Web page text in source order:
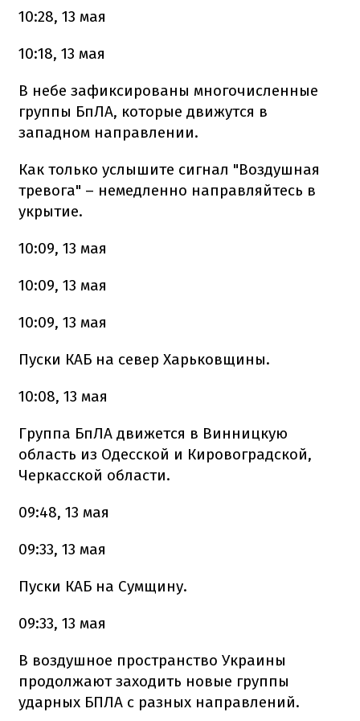
10:28, 13 мая
10:18, 13 мая
В небе зафиксированы многочисленные
группы БпЛА, которые движутся в
западном направлении.
Как только услышите сигнал "Воздушная
тревога" – немедленно направляйтесь в
укрытие.
10:09, 13 мая
10:09, 13 мая
10:09, 13 мая
Пуски КАБ на север Харьковщины.
10:08, 13 мая
Группа БпЛА движется в Винницкую
область из Одесской и Кировоградской,
Черкасской области.
09:48, 13 мая
09:33, 13 мая
Пуски КАБ на Сумщину.
09:33, 13 мая
В воздушное пространство Украины
продолжают заходить новые группы
ударных БПЛА с разных направлений.